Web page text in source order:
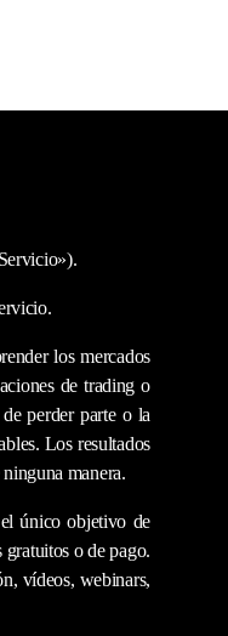
los mercados
de trading o
perder parte o la
Los resultados
manera.
único objetivo de
o de pago.
vídeos, webinars,